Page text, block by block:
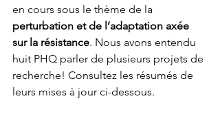
en cours sous le thème de la
perturbation et de l’adaptation axée
sur la résistance. Nous avons entendu
huit PHQ parler de plusieurs projets de
recherche! Consultez les résumés de
leurs mises à jour ci-dessous.